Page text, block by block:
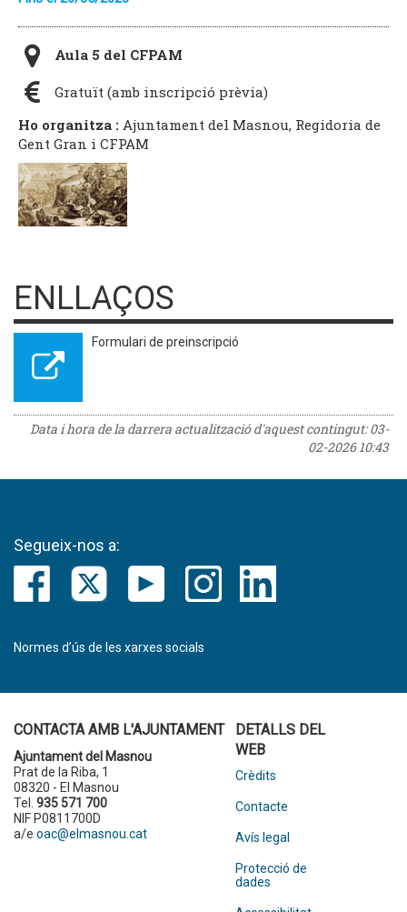
Aula 5 del CFPAM
Gratuït (amb inscripció prèvia)
Ho organitza : Ajuntament del Masnou, Regidoria de
Gent Gran i CFPAM
ENLLAÇOS
Formulari de preinscripció
Data i hora de la darrera actualització d'aquest contingut:03-
02-2026 10:43
Segueix-nos a:
Normes d’ús de les xarxes socials
CONTACTA AMB L'AJUNTAMENT
Ajuntament del Masnou
Prat de la Riba, 1
08320 - El Masnou
Tel. 935 571 700
NIF P0811700D
a/e oac@elmasnou.cat
DETALLS DEL
WEB
Crèdits
Contacte
Avís legal
Protecció de
dades